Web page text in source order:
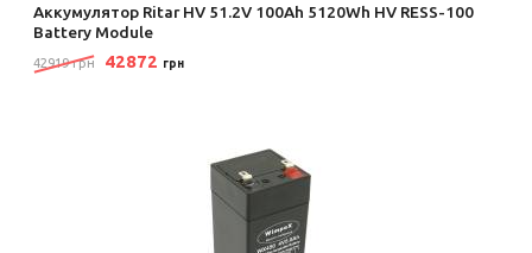
Аккумулятор Ritar HV 51.2V 100Ah 5120Wh HV RESS-100
Battery Module
42919 грн 42872 грн